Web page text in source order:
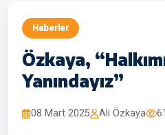
Haberler
Özkaya,
Yanındayız”
08 Mart 2025 Ali Özkaya